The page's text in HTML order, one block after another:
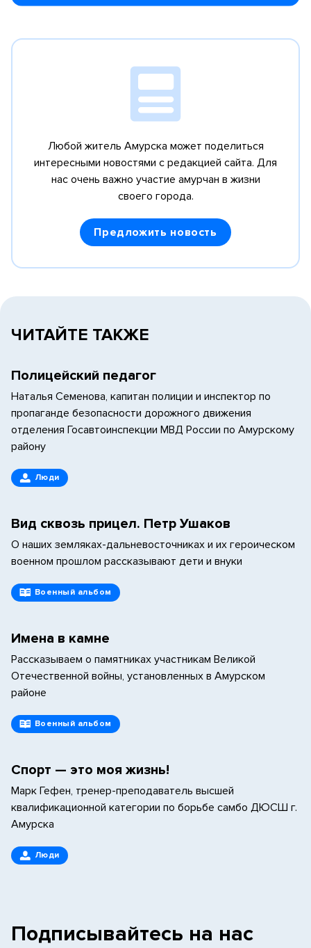
Любой житель Амурска может поделиться
интересными новостями с редакцией сайта. Для
нас очень важно участие амурчан в жизни
своего города.
Предложить новость
ЧИТАЙТЕ ТАКЖЕ
Полицейский педагог
Наталья Семенова, капитан полиции и инспектор по
пропаганде безопасности дорожного движения
отделения Госавтоинспекции МВД России по Амурскому
району
Люди
Вид сквозь прицел. Петр Ушаков
О наших земляках-дальневосточниках и их героическом
военном прошлом рассказывают дети и внуки
Военный альбом
Имена в камне
Рассказываем о памятниках участникам Великой
Отечественной войны, установленных в Амурском
районе
Военный альбом
Спорт — это моя жизнь!
Марк Гефен, тренер-преподаватель высшей
квалификационной категории по борьбе самбо ДЮСШ г.
Амурска
Люди
Подписывайтесь на нас